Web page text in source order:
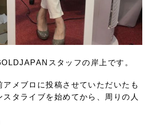
スタッフの岸上です。
アメブロに投稿させていただいたも
スタライブを始めてから、周りの人